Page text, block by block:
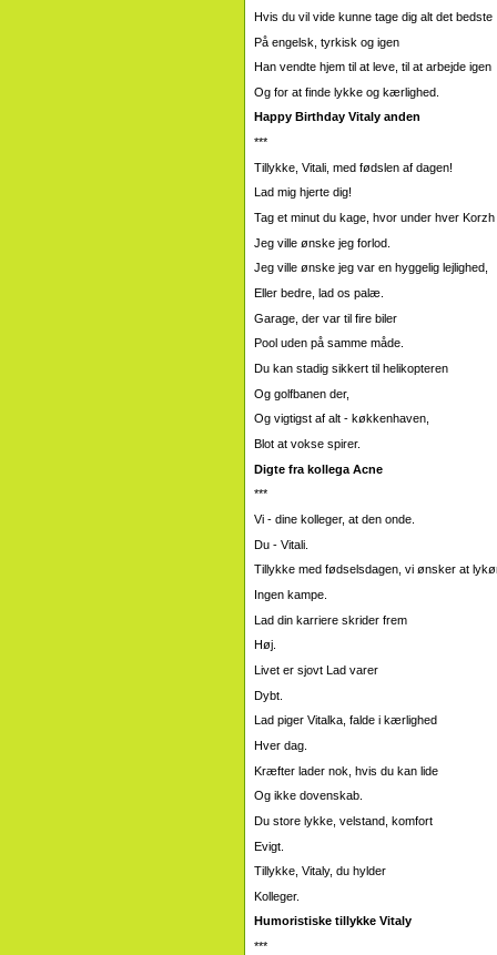
Hvis du vil vide kunne tage dig alt det bedste
På engelsk, tyrkisk og igen
Han vendte hjem til at leve, til at arbejde igen
Og for at finde lykke og kærlighed.
Happy Birthday Vitaly anden
***
Tillykke, Vitali, med fødslen af ​​dagen!
Lad mig hjerte dig!
Tag et minut du kage, hvor under hver Korzh
Jeg ville ønske jeg forlod.
Jeg ville ønske jeg var en hyggelig lejlighed,
Eller bedre, lad os palæ.
Garage, der var til fire biler
Pool uden på samme måde.
Du kan stadig sikkert til helikopteren
Og golfbanen der,
Og vigtigst af alt - køkkenhaven,
Blot at vokse spirer.
Digte fra kollega Acne
***
Vi - dine kolleger, at den onde.
Du - Vitali.
Tillykke med fødselsdagen, vi ønsker at
Ingen kampe.
Lad din karriere skrider frem
Høj.
Livet er sjovt Lad varer
Dybt.
Lad piger Vitalka, falde i kærlighed
Hver dag.
Kræfter lader nok, hvis du kan lide
Og ikke dovenskab.
Du store lykke, velstand, komfort
Evigt.
Tillykke, Vitaly, du hylder
Kolleger.
Humoristiske tillykke Vitaly
***